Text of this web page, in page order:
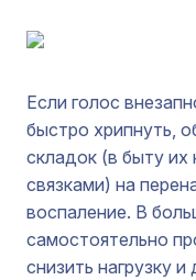
Если голос
быстро хрипнуть,
складок (в быту
связками) на
воспаление. В
самостоятельно
снизить нагрузку